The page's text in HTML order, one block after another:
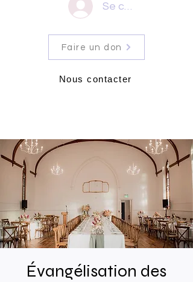
Se connecter
Faire un don
Nous contacter
Évangélisation des